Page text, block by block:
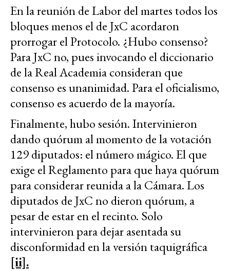
En la reunión de Labor del martes todos los
bloques menos el de JxC acordaron
prorrogar el Protocolo. ¿Hubo consenso?
Para JxC no, pues invocando el diccionario
de la Real Academia consideran que
consenso es unanimidad. Para el oficialismo,
consenso es acuerdo de la mayoría.
Finalmente, hubo sesión. Intervinieron
dando quórum al momento de la votación
129 diputados: el número mágico. El que
exige el Reglamento para que haya quórum
para considerar reunida a la Cámara. Los
diputados de JxC no dieron quórum, a
pesar de estar en el recinto. Solo
intervinieron para dejar asentada su
disconformidad en la versión taquigráfica
[ii].